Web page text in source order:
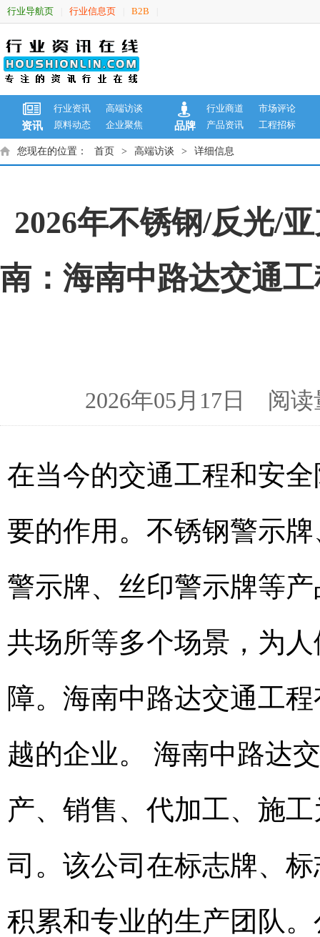
行业导航页 行业信息页 B2B
资讯
行业资讯
高端访谈
原料动态
企业聚焦 品牌
行业商道
市场评论
产品资讯
工程招标
您现在的位置： 首页 > 高端访谈 > 详细信息
2026年不锈钢/反光/
南：海南中路达交通
2026年05月17日 阅
在当今的交通工程和安
要的作用。不锈钢警示
警示牌、丝印警示牌等
共场所等多个场景，为
障。海南中路达交通工
越的企业。 海南中路达
产、销售、代加工、施
司。该公司在标志牌、
积累和专业的生产团队